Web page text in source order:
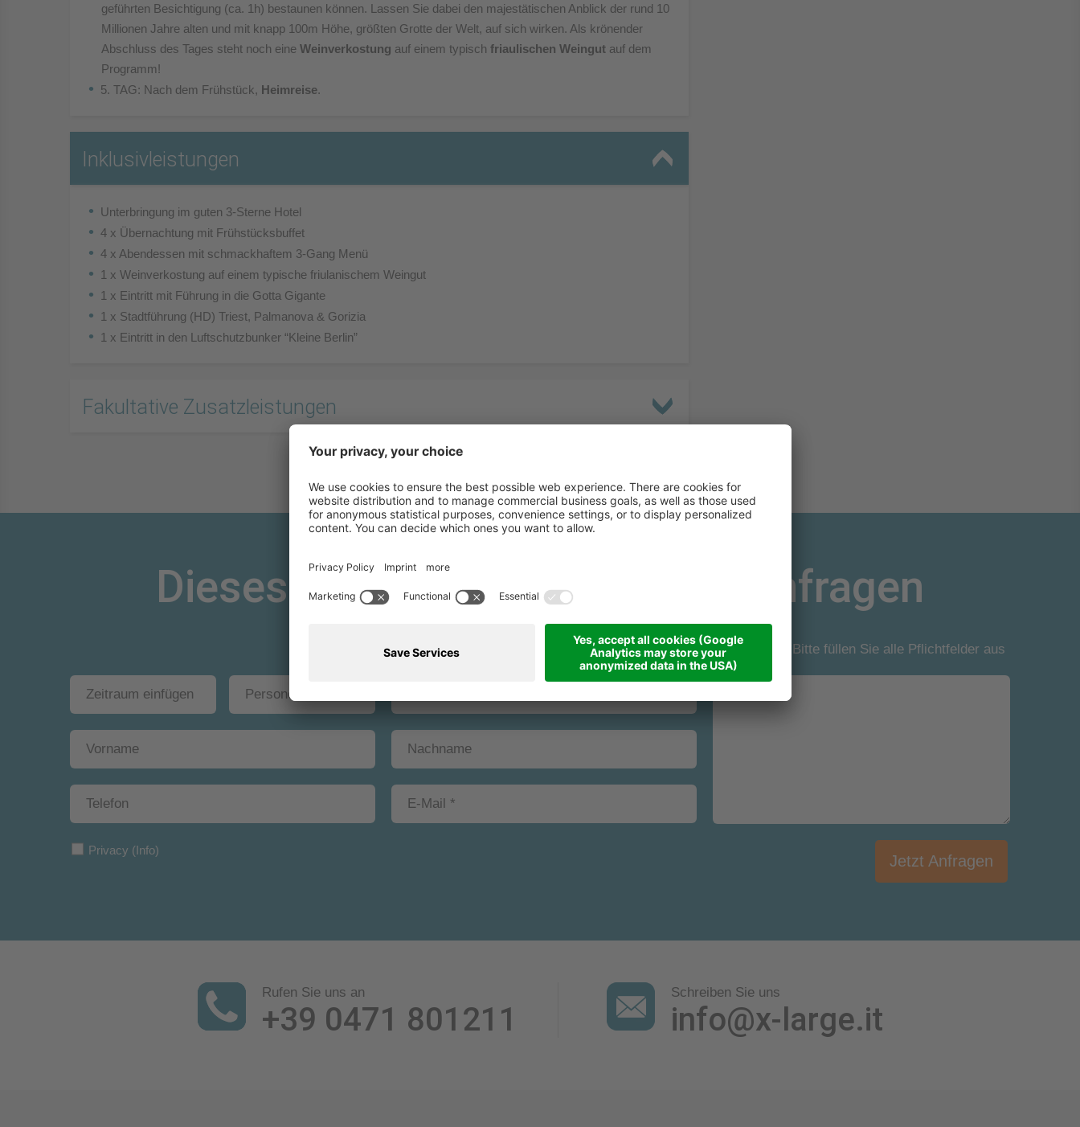
geführten Besichtigung (ca. 1h) bestaunen können. Lassen Sie dabei den majestätischen Anblick der rund 10
Millionen Jahre alten und mit knapp 100m Höhe, größten Grotte der Welt, auf sich wirken. Als krönender
Abschluss des Tages steht noch eine Weinverkostung auf einem typisch friaulischen Weingut auf dem
Programm!
5. TAG: Nach dem Frühstück, Heimreise.
Inklusivleistungen
Unterbringung im guten 3-Sterne Hotel
4 x Übernachtung mit Frühstücksbuffet
4 x Abendessen mit schmackhaftem 3-Gang Menü
1 x Weinverkostung auf einem typische friulanischem Weingut
1 x Eintritt mit Führung in die Gotta Gigante
1 x Stadtführung (HD) Triest, Palmanova & Gorizia
1 x Eintritt in den Luftschutzbunker “Kleine Berlin”
Fakultative Zusatzleistungen
Dieses Angebot unverbindlich anfragen
*Bitte füllen Sie alle Pflichtfelder aus
Privacy (Info)
Jetzt Anfragen
Rufen Sie uns an
+39 0471 801211
Schreiben Sie uns
info@x-large.it